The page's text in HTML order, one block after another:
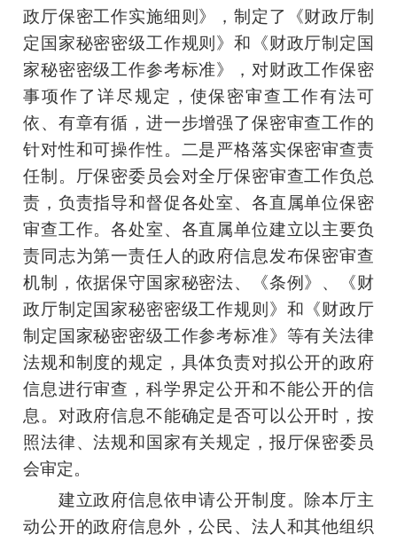
政厅保密工作实施细则》，制定了《财政厅制
定国家秘密密级工作规则》和《财政厅制定国
家秘密密级工作参考标准》，对财政工作保密
事项作了详尽规定，使保密审查工作有法可
依、有章有循，进一步增强了保密审查工作的
针对性和可操作性。二是严格落实保密审查责
任制。厅保密委员会对全厅保密审查工作负总
责，负责指导和督促各处室、各直属单位保密
审查工作。各处室、各直属单位建立以主要负
责同志为第一责任人的政府信息发布保密审查
机制，依据保守国家秘密法、《条例》、《财
政厅制定国家秘密密级工作规则》和《财政厅
制定国家秘密密级工作参考标准》等有关法律
法规和制度的规定，具体负责对拟公开的政府
信息进行审查，科学界定公开和不能公开的信
息。对政府信息不能确定是否可以公开时，按
照法律、法规和国家有关规定，报厅保密委员
会审定。
建立政府信息依申请公开制度。除本厅主
动公开的政府信息外，公民、法人和其他组织